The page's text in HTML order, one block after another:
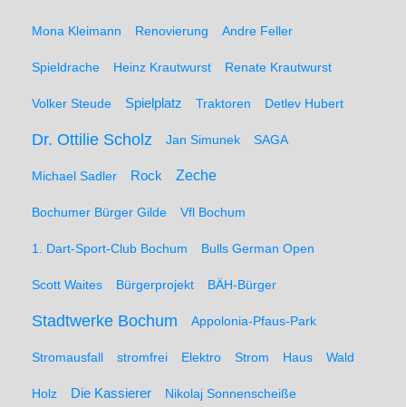
Mona Kleimann Renovierung Andre Feller
Spieldrache Heinz Krautwurst Renate Krautwurst
Volker Steude Spielplatz Traktoren Detlev Hubert
Dr. Ottilie Scholz Jan Simunek SAGA
Michael Sadler Rock Zeche
Bochumer Bürger Gilde Vfl Bochum
1. Dart-Sport-Club Bochum Bulls German Open
Scott Waites Bürgerprojekt BÄH-Bürger
Stadtwerke Bochum Appolonia-Pfaus-Park
Stromausfall stromfrei Elektro Strom Haus Wald
Holz Die Kassierer Nikolaj Sonnenscheiße